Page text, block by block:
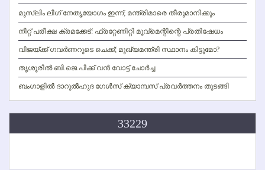
മുസ്ലിം ലീഗ് നേതൃയോഗം ഇന്ന്; മന്ത്രിമാരെ തീരുമാനിക്കും
നീറ്റ് പരീക്ഷ ക്രമക്കേട്: ഫ്രറ്റേണിറ്റി മൂവ്‌മെന്റിന്റെ പ്രതിഷേധം
വിജയ്ക്ക് ഗവര്‍ണറുടെ ചെക്ക്; മുഖ്യമന്ത്രി സ്ഥാനം കിട്ടുമോ?
തൃശൂരില്‍ ബി.ജെ.പിക്ക് വന്‍ വോട്ട് ചോര്‍ച്ച
ബംഗാളില്‍ ദാറുല്‍ഹുദ ഗേള്‍സ് ക്യാമ്പസ് പ്രവര്‍ത്തനം തുടങ്ങി
33229